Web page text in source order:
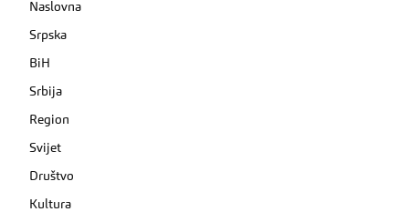
Naslovna
Srpska
BiH
Srbija
Region
Svijet
Društvo
Kultura